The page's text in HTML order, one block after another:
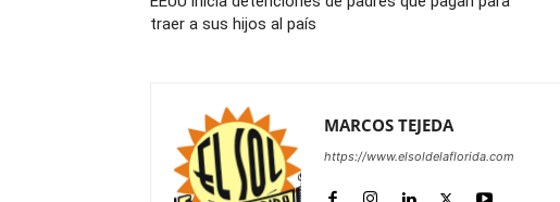
traer a sus hijos al país
MARCOS TEJEDA
https://www.elsoldelaflorida.com